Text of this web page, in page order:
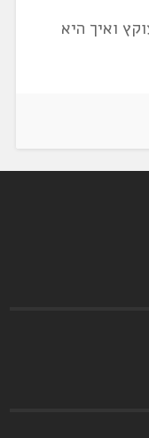
ואיך היא